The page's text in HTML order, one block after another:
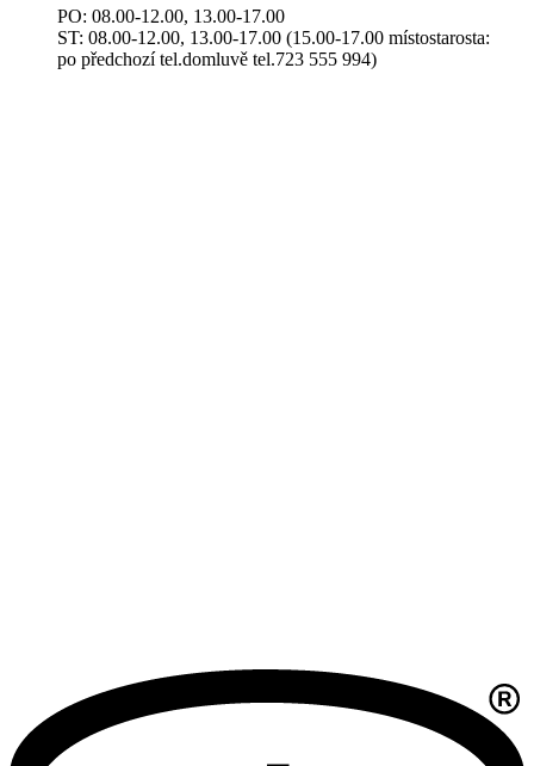
PO: 08.00-12.00, 13.00-17.00
ST: 08.00-12.00, 13.00-17.00 (15.00-17.00 místostarosta:
po předchozí tel.domluvě tel.723 555 994)